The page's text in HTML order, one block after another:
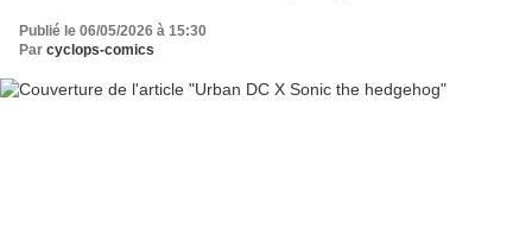
Publié le 06/05/2026 à 15:30
Par cyclops-comics